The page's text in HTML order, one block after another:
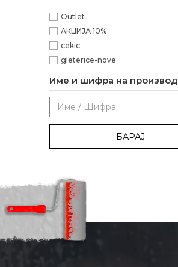
Outlet
АКЦИЈА 10%
cekic
gleterice-nove
Име и шифра на производ
БАРАЈ